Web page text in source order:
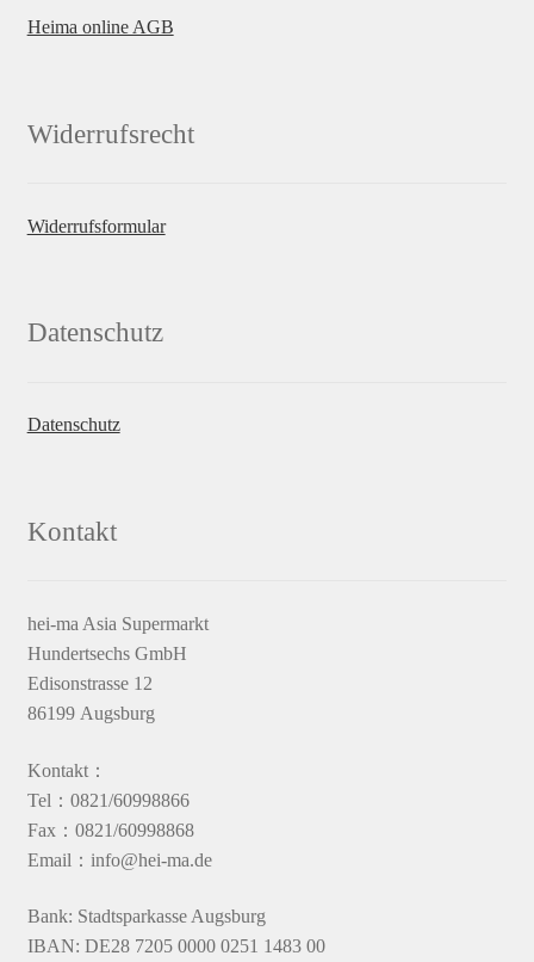
Heima online AGB
Widerrufsrecht
Widerrufsformular
Datenschutz
Datenschutz
Kontakt
hei-ma Asia Supermarkt
Hundertsechs GmbH
Edisonstrasse 12
86199 Augsburg
Kontakt：
Tel：0821/60998866
Fax：0821/60998868
Email：info@hei-ma.de
Bank: Stadtsparkasse Augsburg
IBAN: DE28 7205 0000 0251 1483 00